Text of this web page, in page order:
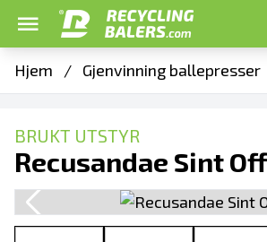
Hjem / Gjenvinning ballepresser
BRUKT UTSTYR
Recusandae Sint Off